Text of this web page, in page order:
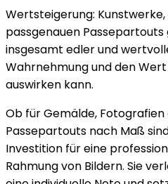
Wertsteigerung:
passgenauen
insgesamt edler und
Wahrnehmung und den
auswirken kann.
Ob für Gemälde,
Passepartouts nach Maß
Investition für eine
Rahmung von Bildern. Sie